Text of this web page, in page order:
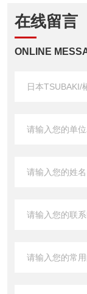
在线留言
ONLINE